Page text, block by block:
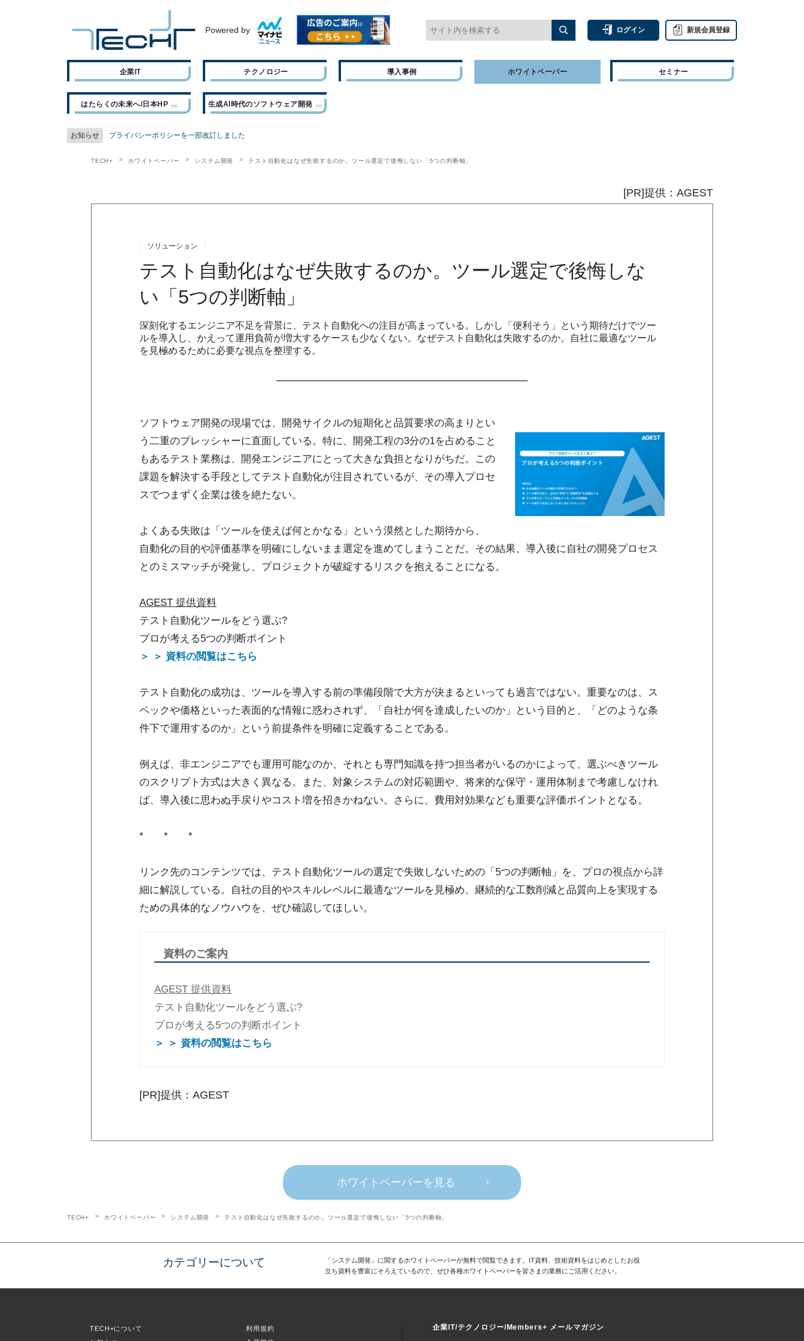
Powered by ログイン 新規会員登録
企業IT テクノロジー 導入事例 ホワイトペーパー セミナー
はたらくの未来へ/日本HP 生成AI時代のソフトウェア開発
お知らせ プライバシーポリシーを一部改訂しました
TECH+ ホワイトペーパー システム開発 テスト自動化はなぜ失敗するのか。ツール選定で後悔しない「5つの判断軸」
[PR]提供：AGEST
ソリューション
テスト自動化はなぜ失敗するのか。ツール選定で後悔しな
い「5つの判断軸」
深刻化するエンジニア不足を背景に、テスト自動化への注目が高まっている。しかし「便利そう」という期待だけでツー
ルを導入し、かえって運用負荷が増大するケースも少なくない。なぜテスト自動化は失敗するのか。自社に最適なツール
を見極めるために必要な視点を整理する。
ソフトウェア開発の現場では、開発サイクルの短期化と品質要求の高まりとい
う二重のプレッシャーに直面している。特に、開発工程の3分の1を占めること
もあるテスト業務は、開発エンジニアにとって大きな負担となりがちだ。この
課題を解決する手段としてテスト自動化が注目されているが、その導入プロセ
スでつまずく企業は後を絶たない。
よくある失敗は「ツールを使えば何とかなる」という漠然とした期待から、
自動化の目的や評価基準を明確にしないまま選定を進めてしまうことだ。その結果、導入後に自社の開発プロセス
とのミスマッチが発覚し、プロジェクトが破綻するリスクを抱えることになる。
AGEST 提供資料
テスト自動化ツールをどう選ぶ?
プロが考える5つの判断ポイント
＞ ＞ 資料の閲覧はこちら
テスト自動化の成功は、ツールを導入する前の準備段階で大方が決まるといっても過言ではない。重要なのは、ス
ペックや価格といった表面的な情報に惑わされず、「自社が何を達成したいのか」という目的と、「どのような条
件下で運用するのか」という前提条件を明確に定義することである。
例えば、非エンジニアでも運用可能なのか、それとも専門知識を持つ担当者がいるのかによって、選ぶべきツール
のスクリプト方式は大きく異なる。また、対象システムの対応範囲や、将来的な保守・運用体制まで考慮しなけれ
ば、導入後に思わぬ手戻りやコスト増を招きかねない。さらに、費用対効果なども重要な評価ポイントとなる。
* * *
リンク先のコンテンツでは、テスト自動化ツールの選定で失敗しないための「5つの判断軸」を、プロの視点から詳
細に解説している。自社の目的やスキルレベルに最適なツールを見極め、継続的な工数削減と品質向上を実現する
ための具体的なノウハウを、ぜひ確認してほしい。
資料のご案内
AGEST 提供資料
テスト自動化ツールをどう選ぶ?
プロが考える5つの判断ポイント
＞ ＞ 資料の閲覧はこちら
[PR]提供：AGEST
ホワイトペーパーを見る
TECH+ ホワイトペーパー システム開発 テスト自動化はなぜ失敗するのか。ツール選定で後悔しない「5つの判断軸」
カテゴリーについて
「システム開発」に関するホワイトペーパーが無料で閲覧できます。IT資料、技術資料をはじめとしたお役
立ち資料を豊富にそろえているので、ぜひ各種ホワイトペーパーを皆さまの業務にご活用ください。
TECH+について
利用規約
企業IT/テクノロジー/Members+ メールマガジン